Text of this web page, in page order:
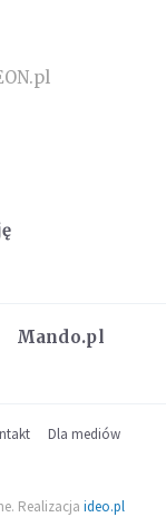
Mando.pl
Dla mediów
Realizacja ideo.pl